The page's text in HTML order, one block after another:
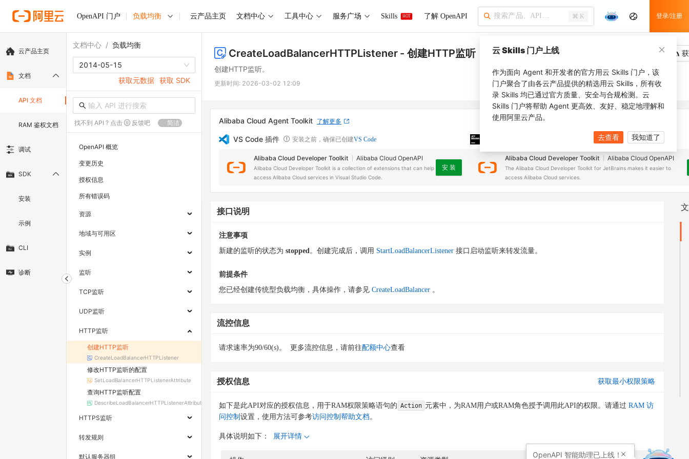
OpenAPI 门户 负载均衡 云产品主页 文档中心 工具中心 服务广场 Skills HOT 了解 OpenAPI ⌘ K 登录/注册
云产品主页
文档
API 文档
RAM 鉴权文档
调试
SDK
安装
示例
CLI
诊断
文档中心 / 负载均衡
2014-05-15
获取元数据 获取 SDK
找不到 API ? 点击 反馈吧 简洁
OpenAPI 概览
变更历史
授权信息
所有错误码
资源
地域与可用区
实例
监听
TCP监听
UDP监听
HTTP监听
创建HTTP监听
CreateLoadBalancerHTTPListener
修改HTTP监听的配置
SetLoadBalancerHTTPListenerAttribute
查询HTTP监听配置
DescribeLoadBalancerHTTPListenerAttribute
HTTPS监听
转发规则
默认服务器组
CreateLoadBalancerHTTPListener - 创建HTTP监听
创建HTTP监听。
更新时间: 2026-03-02 12:09
Alibaba Cloud Agent Toolkit 了解更多
VS Code 插件 安装之前，确保已创建VS Code
Alibaba Cloud Developer Toolkit Alibaba Cloud OpenAPI
Alibaba Cloud Developer Toolkit is a collection of extensions that can help
access Alibaba Cloud services in Visual Studio Code.
安 装
安装之前，确保已创建JetBrains IDE
Alibaba Cloud Developer Toolkit Alibaba Cloud OpenAPI
The Alibaba Cloud Developer Toolkit for JetBrains makes it easier to
access Alibaba Cloud services.
接口说明
注意事项
新建的监听的状态为 stopped。创建完成后，调用 StartLoadBalancerListener 接口启动监听来转发流量。
前提条件
您已经创建传统型负载均衡，具体操作，请参见 CreateLoadBalancer 。
流控信息
请求速率为90/60(s)。 更多流控信息，请前往配额中心查看
授权信息 获取最小权限策略
如下是此API对应的授权信息，用于RAM权限策略语句的 Action 元素中，为RAM用户或RAM角色授予调用此API的权限。请通过 RAM 访
问控制 设置，使用方法可参考访问控制帮助文档。
具体说明如下： 展开详情
云 Skills 门户上线
作为面向 Agent 和开发者的官方用云 Skills 门户，该
门户聚合了由各云产品提供的精选用云 Skills，所有收
录 Skills 均已通过官方质量、安全与合规检测。云
Skills 门户将帮助 Agent 更高效、友好、稳定地理解和
使用阿里云产品。
去查看 我知道了
OpenAPI 智能助理已上线！